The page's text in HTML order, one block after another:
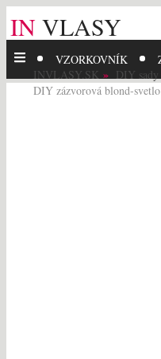
VZORKOVNÍK
IN VLASY
INVLASY.SK DIY sady
DIY zázvorová blond-